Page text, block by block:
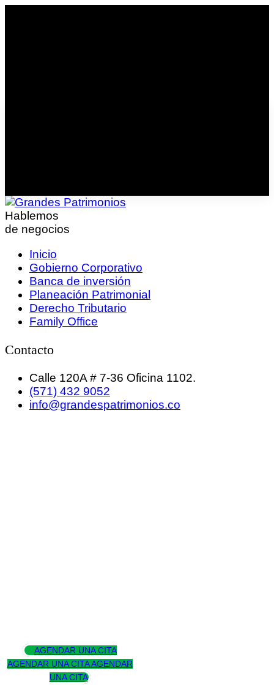
Hablemos
de negocios
Inicio
Gobierno Corporativo
Banca de inversión
Planeación Patrimonial
Derecho Tributario
Family Office
Contacto
Calle 120A # 7-36 Oficina 1102.
(571) 432 9052
info@grandespatrimonios.co
AGENDAR UNA CITA
AGENDAR UNA CITA AGENDAR
UNA CITA